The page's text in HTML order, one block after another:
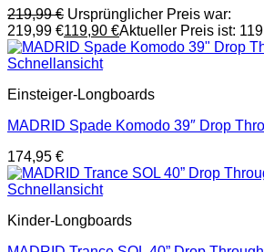
219,99€ Ursprünglicher Preis war:
219,99 €119,90 €Aktueller Preis ist:
Schnellansicht
Einsteiger-Longboards
MADRID Spade Komodo 39″ Drop
174,95 €
Schnellansicht
Kinder-Longboards